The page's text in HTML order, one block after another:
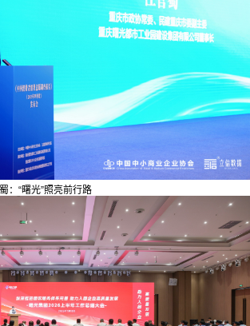
：“曙光”照亮前行路